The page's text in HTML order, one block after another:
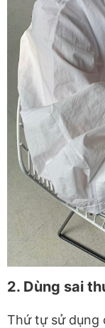
2. Dùng sai
Thứ tự sử dụng